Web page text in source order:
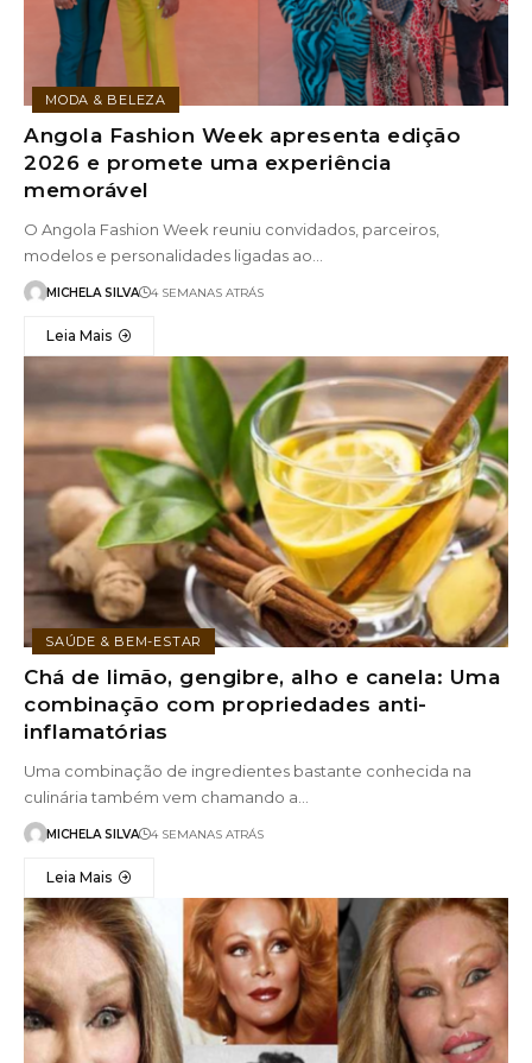
MODA & BELEZA
Angola Fashion Week apresenta edição
2026 e promete uma experiência
memorável
O Angola Fashion Week reuniu convidados, parceiros,
modelos e personalidades ligadas ao…
MICHELA SILVA 4 SEMANAS ATRÁS
Leia Mais
SAÚDE & BEM-ESTAR
Chá de limão, gengibre, alho e canela: Uma
combinação com propriedades anti-
inflamatórias
Uma combinação de ingredientes bastante conhecida na
culinária também vem chamando a…
MICHELA SILVA 4 SEMANAS ATRÁS
Leia Mais